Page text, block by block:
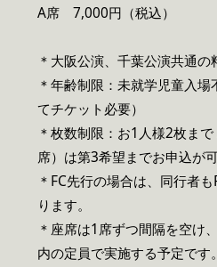
A席 7,000円（税込）
＊大阪公演、千葉公演共通の
＊年齢制限：未就学児童入
てチケット必要）
＊枚数制限：お1人様2枚ま
席）は第3希望までお申込が可
＊FC先行の場合は、同行者
ります。
＊座席は1席ずつ間隔を空け
内の定員で実施する予定です。